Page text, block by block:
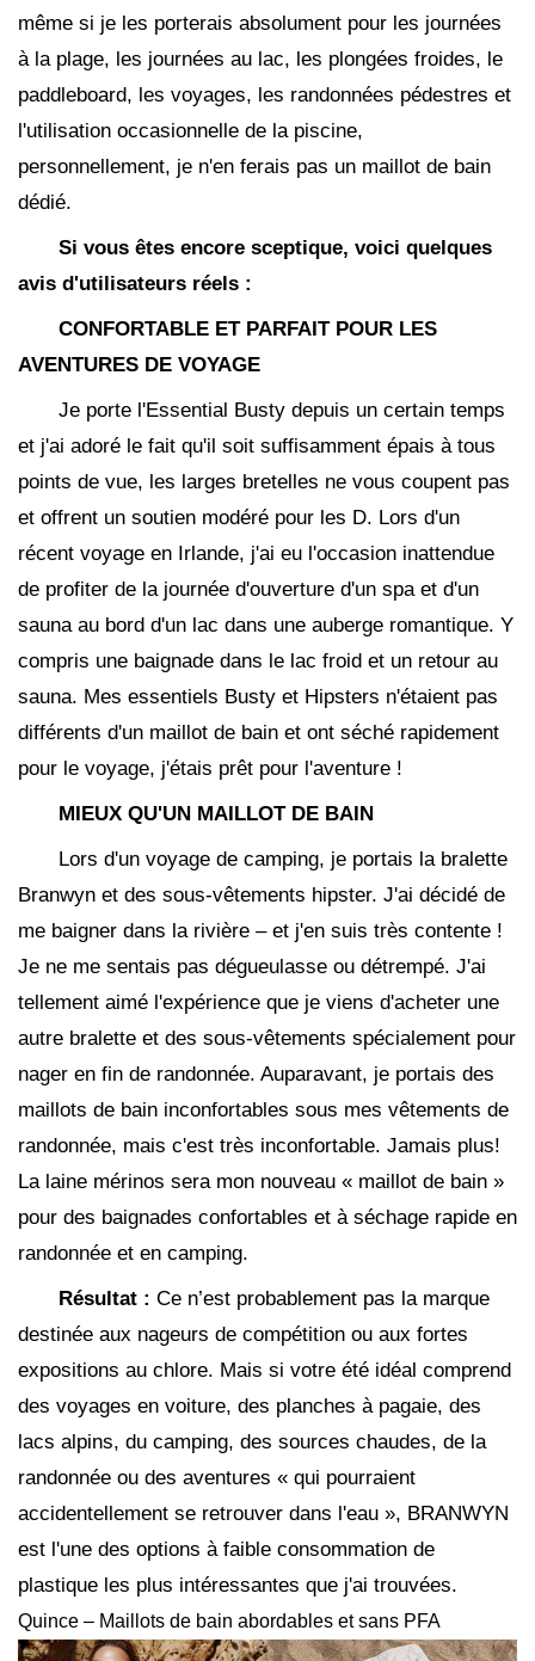
même si je les porterais absolument pour les journées
à la plage, les journées au lac, les plongées froides, le
paddleboard, les voyages, les randonnées pédestres et
l'utilisation occasionnelle de la piscine,
personnellement, je n'en ferais pas un maillot de bain
dédié.
Si vous êtes encore sceptique, voici quelques
avis d'utilisateurs réels :
CONFORTABLE ET PARFAIT POUR LES
AVENTURES DE VOYAGE
Je porte l'Essential Busty depuis un certain temps
et j'ai adoré le fait qu'il soit suffisamment épais à tous
points de vue, les larges bretelles ne vous coupent pas
et offrent un soutien modéré pour les D. Lors d'un
récent voyage en Irlande, j'ai eu l'occasion inattendue
de profiter de la journée d'ouverture d'un spa et d'un
sauna au bord d'un lac dans une auberge romantique. Y
compris une baignade dans le lac froid et un retour au
sauna. Mes essentiels Busty et Hipsters n'étaient pas
différents d'un maillot de bain et ont séché rapidement
pour le voyage, j'étais prêt pour l'aventure !
MIEUX QU'UN MAILLOT DE BAIN
Lors d'un voyage de camping, je portais la bralette
Branwyn et des sous-vêtements hipster. J'ai décidé de
me baigner dans la rivière – et j'en suis très contente !
Je ne me sentais pas dégueulasse ou détrempé. J'ai
tellement aimé l'expérience que je viens d'acheter une
autre bralette et des sous-vêtements spécialement pour
nager en fin de randonnée. Auparavant, je portais des
maillots de bain inconfortables sous mes vêtements de
randonnée, mais c'est très inconfortable. Jamais plus!
La laine mérinos sera mon nouveau « maillot de bain »
pour des baignades confortables et à séchage rapide en
randonnée et en camping.
Résultat : Ce n’est probablement pas la marque
destinée aux nageurs de compétition ou aux fortes
expositions au chlore. Mais si votre été idéal comprend
des voyages en voiture, des planches à pagaie, des
lacs alpins, du camping, des sources chaudes, de la
randonnée ou des aventures « qui pourraient
accidentellement se retrouver dans l'eau », BRANWYN
est l'une des options à faible consommation de
plastique les plus intéressantes que j'ai trouvées.
Quince – Maillots de bain abordables et sans PFA